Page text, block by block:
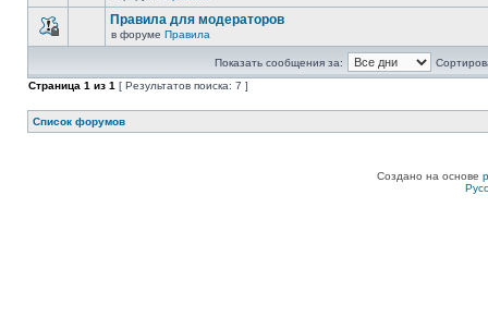
Правила для модераторов
в форуме Правила
Показать сообщения за:
Страница 1 из 1 [ Результатов поиска: 7 ]
Список форумов
Создано на основе